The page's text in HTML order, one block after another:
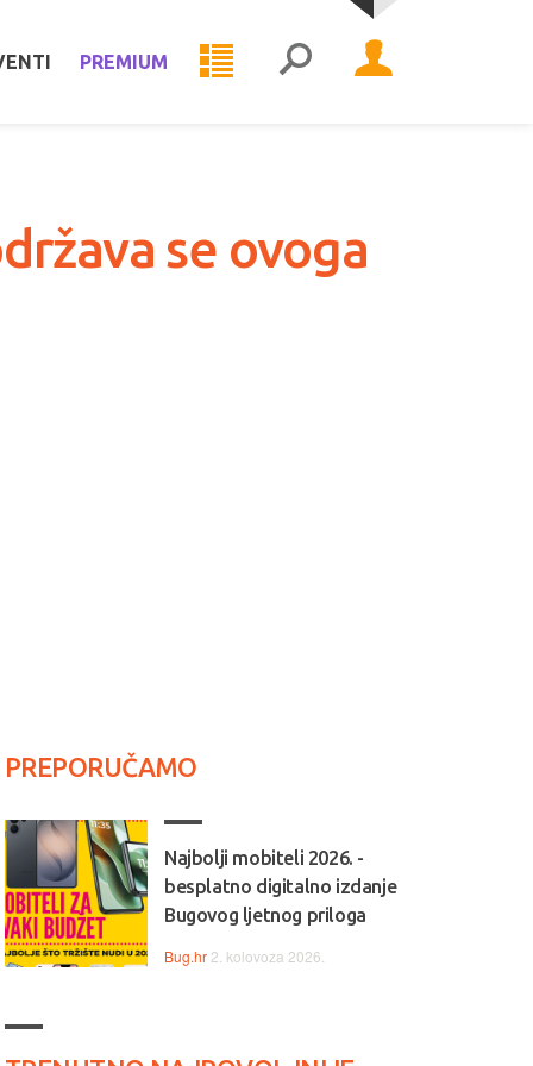
PREMIUM
se ovoga
PREPORUČAMO
Najbolji mobiteli 2026. -
besplatno digitalno izdanje
Bugovog ljetnog priloga
Bug.hr 2. kolovoza 2026.